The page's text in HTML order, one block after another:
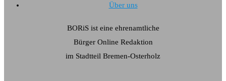
Über uns
BORiS ist eine ehrenamtliche
Bürger Online Redaktion
im Stadtteil Bremen-Osterholz